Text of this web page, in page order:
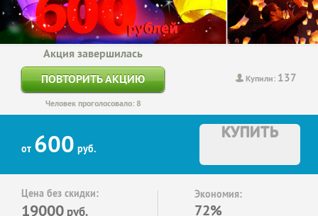
Купили: 137
Акция завершилась
ПОВТОРИТЬ АКЦИЮ
Человек проголосовало: 8
от 600 руб.
КУПИТЬ
Цена без скидки:
19000 руб.
Экономия:
72%